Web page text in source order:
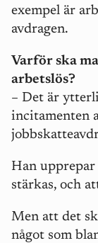
exempel är
avdragen.
Varför ska
arbetslös?
– Det är
incitamenten
Han
stärkas, och
Men att det
något som